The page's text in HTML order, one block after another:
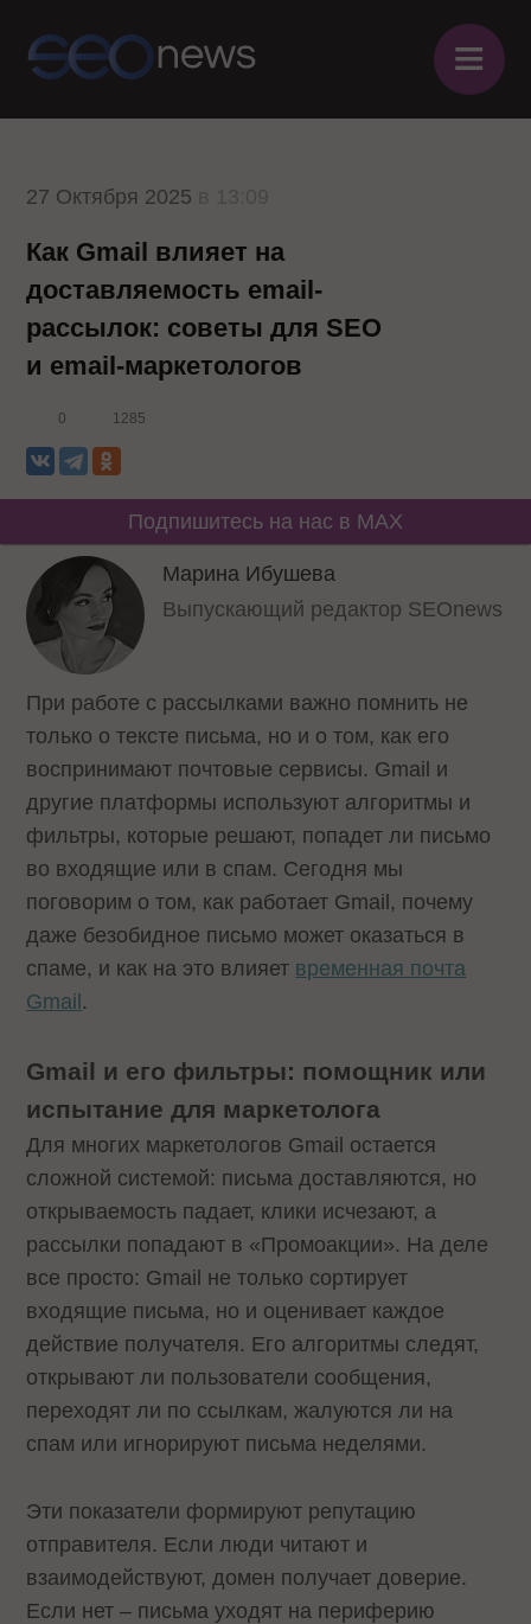
≡
27 Октября 2025
Как Gmail влияет на
доставляемость email-
рассылок: советы для SEO
и email-маркетологов
0 1285
Подпишитесь на нас в MAX
Марина Ибушева
Выпускающий редактор SEOnews
При работе с рассылками важно помнить не
только о тексте письма, но и о том, как его
воспринимают почтовые сервисы. Gmail и
другие платформы используют алгоритмы и
фильтры, которые решают, попадет ли письмо
во входящие или в спам. Сегодня мы
поговорим о том, как работает Gmail, почему
даже безобидное письмо может оказаться в
спаме, и как на это влияет временная почта
Gmail .
Gmail и его фильтры: помощник или
испытание для маркетолога
Для многих маркетологов Gmail остается
сложной системой: письма доставляются, но
открываемость падает, клики исчезают, а
рассылки попадают в «Промоакции». На деле
все просто: Gmail не только сортирует
входящие письма, но и оценивает каждое
действие получателя. Его алгоритмы следят,
открывают ли пользователи сообщения,
переходят ли по ссылкам, жалуются ли на
спам или игнорируют письма неделями.
Эти показатели формируют репутацию
отправителя. Если люди читают и
взаимодействуют, домен получает доверие.
Если нет – письма уходят на периферию